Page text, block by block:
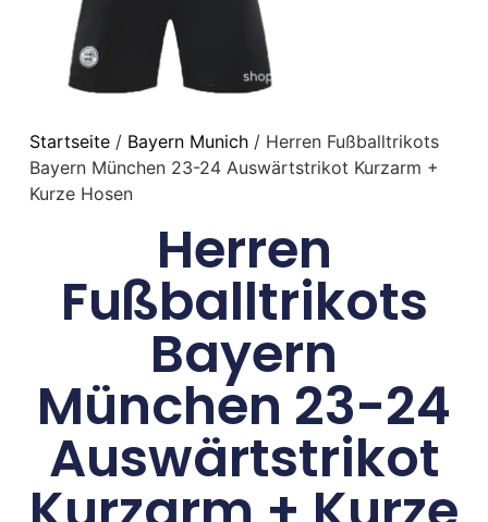
Startseite/ Bayern Munich/ Herren Fußballtrikots
Bayern München 23-24 Auswärtstrikot Kurzarm +
Kurze Hosen
Herren
Fußballtrikots
Bayern
München 23-24
Auswärtstrikot